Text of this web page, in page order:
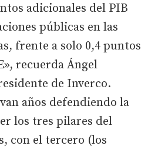
adicionales del PIB
públicas en las
frente a solo 0,4 puntos
recuerda Ángel
de Inverco.
años defendiendo la
los tres pilares del
con el tercero (los